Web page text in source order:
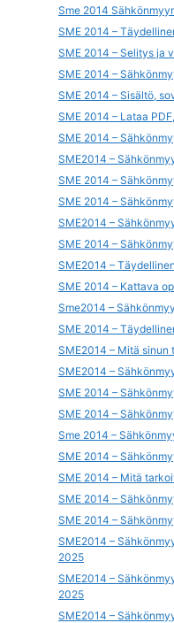
Sme 2014
SME 2014 –
SME 2014 – Selitys ja
SME 2014 –
SME 2014 – Sisältö,
SME 2014 – Lataa
SME 2014 –
SME2014 –
SME 2014 –
SME 2014 –
SME2014 –
SME 2014 –
SME2014 –
SME 2014 – Kattava
Sme2014 –
SME 2014 –
SME2014 – Mitä
SME2014 –
SME 2014 –
SME 2014 –
Sme 2014 –
SME 2014 –
SME 2014 – Mitä
SME 2014 –
SME 2014 –
SME2014 –
2025
SME2014 –
2025
SME2014 –